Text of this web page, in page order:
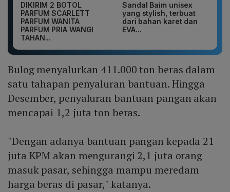
DIKIRIM 2 BOTOL
PARFUM SCARLETT
PARFUM WANITA
PARFUM PRIA WANGI
TAHAN...
Sandal Baim unisex
yang stylish, terbuat
dari bahan karet dan
EVA...
Bulog menyalurkan 411.000 ton beras dalam
satu tahapan penyaluran bantuan. Hingga
Desember, penyaluran bantuan pangan akan
mencapai 1,2 juta ton beras.
"Dengan adanya bantuan pangan kepada 21
juta KPM akan mengurangi 2,1 juta orang
masuk pasar, sehingga mampu meredam
harga beras di pasar," katanya.